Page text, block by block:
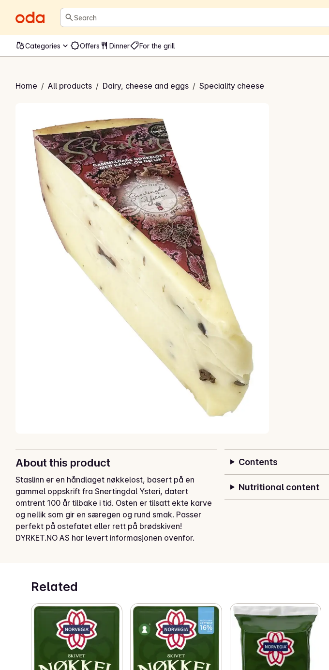
Search
Categories Offers Dinner For the grill
Home / All products / Dairy, cheese and eggs / Speciality cheese
nøkkelost
About this product
Staslinn er en håndlaget nøkkelost, basert på en
gammel oppskrift fra Snertingdal Ysteri, datert
omtrent 100 år tilbake i tid. Osten er tilsatt ekte karve
og nellik som gir en særegen og rund smak. Passer
perfekt på ostefatet eller rett på brødskiven!
DYRKET.NO AS har levert informasjonen ovenfor.
Contents
Nutritional content
Related